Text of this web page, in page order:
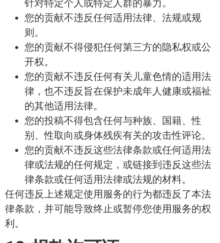
针对特定个人或特定人群的暴力。
您的贡献不违反任何适用法律、法规或规
则。
您的贡献不得侵犯任何第三方的隐私权或公
开权。
您的贡献不违反任何有关儿童色情的适用法
律，也不违反旨在保护未成年人健康或福祉
的其他适用法律。
您的投稿不得包含任何与种族、国籍、性
别、性取向或身体残疾有关的攻击性评论。
您的贡献不违反这些法律条款或任何适用法
律或法规的任何规定，或链接到违反这些法
律条款或任何适用法律或法规的材料。
任何违反上述规定使用服务的行为都违反了本法
律条款，并可能导致终止或暂停您使用服务的权
利。